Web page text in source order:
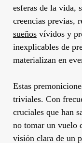
esferas de la vida,
creencias previas,
sueñosvívidos y
inexplicables de
materializan en
Estas
triviales. Con
cruciales que han
no tomar un vuelo
visión clara de un